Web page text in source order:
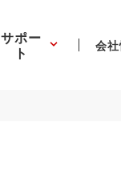
サポー
ト 会